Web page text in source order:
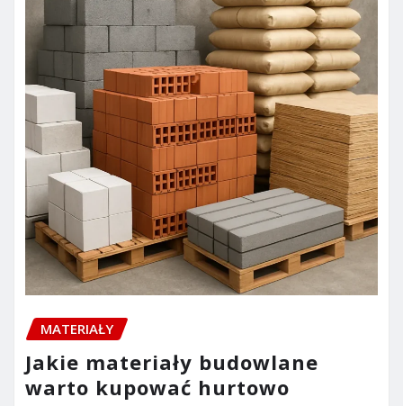
MATERIAŁY
Jakie materiały budowlane
warto kupować hurtowo